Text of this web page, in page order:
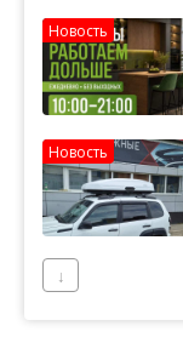
Новость
Новость
↓